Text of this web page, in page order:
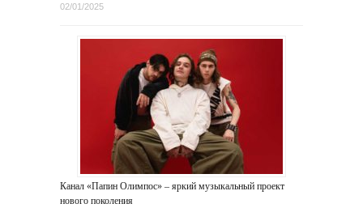
02/01/2025
Канал «Папин Олимпос» – яркий музыкальный проект
нового поколения